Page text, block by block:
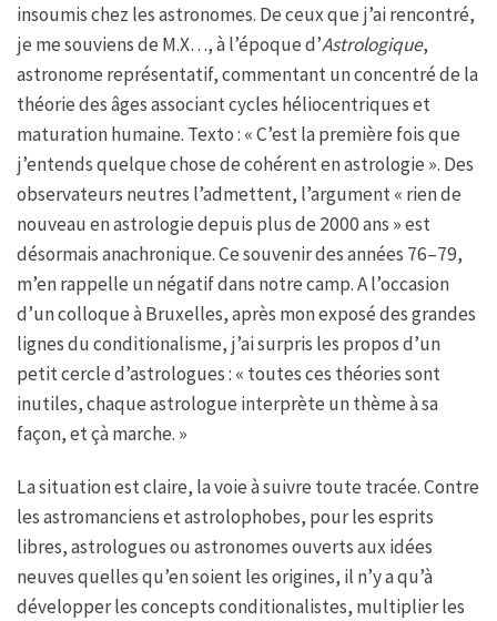
insoumis chez les astronomes. De ceux que j’ai rencontré,
je me souviens de M.X…, à l’époque d’Astrologique,
astronome représentatif, commentant un concentré de la
théorie des âges associant cycles héliocentriques et
maturation humaine. Texto : « C’est la première fois que
j’entends quelque chose de cohérent en astrologie ». Des
observateurs neutres l’admettent, l’argument « rien de
nouveau en astrologie depuis plus de 2000 ans » est
désormais anachronique. Ce souvenir des années 76–79,
m’en rappelle un négatif dans notre camp. A l’occasion
d’un colloque à Bruxelles, après mon exposé des grandes
lignes du conditionalisme, j’ai surpris les propos d’un
petit cercle d’astrologues : « toutes ces théories sont
inutiles, chaque astrologue interprète un thème à sa
façon, et çà marche. »
La situation est claire, la voie à suivre toute tracée. Contre
les astromanciens et astrolophobes, pour les esprits
libres, astrologues ou astronomes ouverts aux idées
neuves quelles qu’en soient les origines, il n’y a qu’à
développer les concepts conditionalistes, multiplier les